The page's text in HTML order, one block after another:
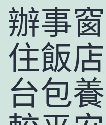
容辦事
住飯
台包